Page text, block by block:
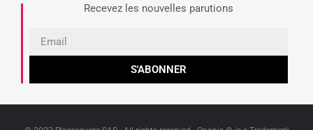
Recevez les nouvelles parutions
S'ABONNER